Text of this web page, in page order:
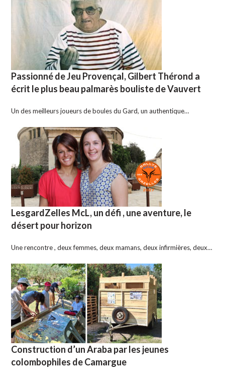
Passionné de Jeu Provençal, Gilbert Thérond a
écrit le plus beau palmarès bouliste de Vauvert
Un des meilleurs joueurs de boules du Gard, un authentique…
LesgardZelles McL, un défi , une aventure, le
désert pour horizon
Une rencontre , deux femmes, deux mamans, deux infirmières, deux…
Construction d’un Araba par les jeunes
colombophiles de Camargue